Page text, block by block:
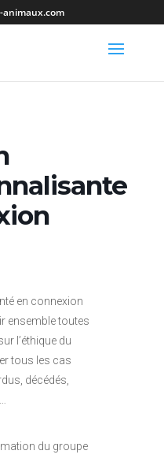
animaux.com
en connexion
ensemble toutes
l’éthique du
tous les cas
décédés,
du groupe